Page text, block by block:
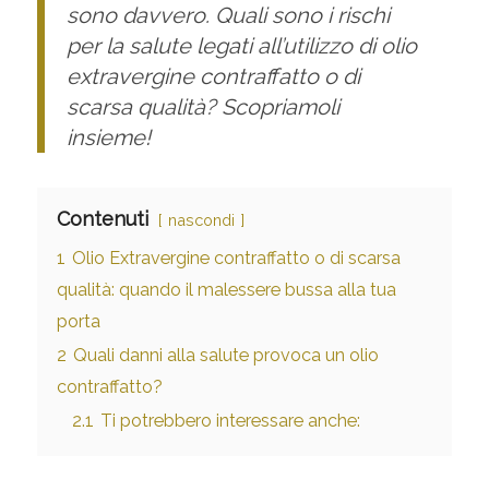
sono davvero. Quali sono i rischi
per la salute legati all’utilizzo di olio
extravergine contraffatto o di
scarsa qualità? Scopriamoli
insieme!
Contenuti nascondi
1 Olio Extravergine contraffatto o di scarsa
qualità: quando il malessere bussa alla tua
porta
2 Quali danni alla salute provoca un olio
contraffatto?
2.1 Ti potrebbero interessare anche: